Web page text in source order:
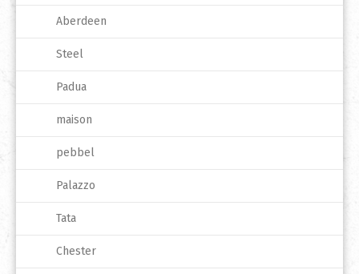
Aberdeen
Steel
Padua
maison
pebbel
Palazzo
Tata
Chester